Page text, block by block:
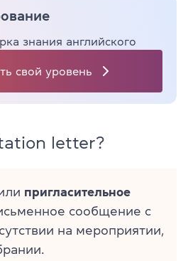
знания английского
свой уровень
letter?
пригласительное
сообщение с
на мероприятии,